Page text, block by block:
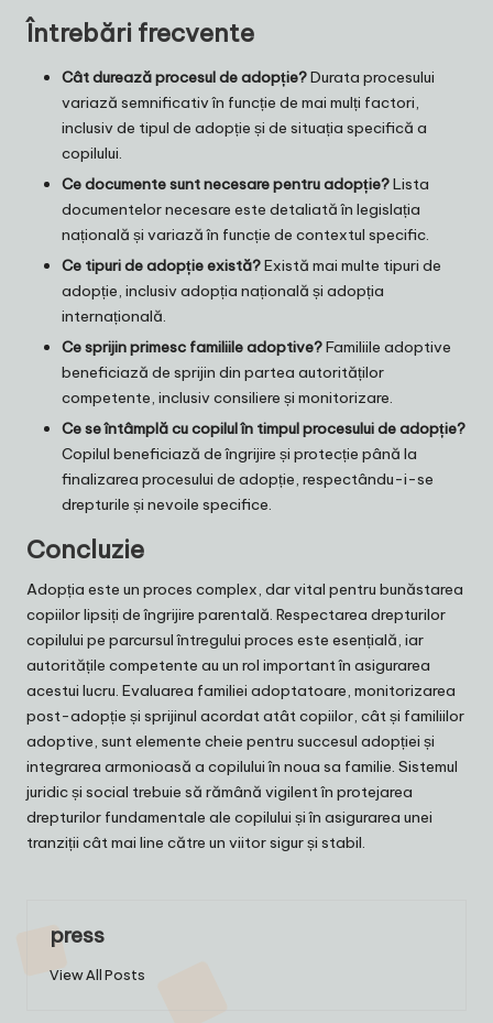
Întrebări frecvente
Cât durează procesul de adopție?Durata procesului
variază semnificativ în funcție de mai mulți factori,
inclusiv de tipul de adopție și de situația specifică a
copilului.
Ce documente sunt necesare pentru adopție?Lista
documentelor necesare este detaliată în legislația
națională și variază în funcție de contextul specific.
Ce tipuri de adopție există?Există mai multe tipuri de
adopție, inclusiv adopția națională și adopția
internațională.
Ce sprijin primesc familiile adoptive?Familiile adoptive
beneficiază de sprijin din partea autorităților
competente, inclusiv consiliere și monitorizare.
Ce se întâmplă cu copilul în timpul procesului de adopție?
Copilul beneficiază de îngrijire și protecție până la
finalizarea procesului de adopție, respectându-i-se
drepturile și nevoile specifice.
Concluzie
Adopția este un proces complex, dar vital pentru bunăstarea
copiilor lipsiți de îngrijire parentală. Respectarea drepturilor
copilului pe parcursul întregului proces este esențială, iar
autoritățile competente au un rol important în asigurarea
acestui lucru. Evaluarea familiei adoptatoare, monitorizarea
post-adopție și sprijinul acordat atât copiilor, cât și familiilor
adoptive, sunt elemente cheie pentru succesul adopției și
integrarea armonioasă a copilului în noua sa familie. Sistemul
juridic și social trebuie să rămână vigilent în protejarea
drepturilor fundamentale ale copilului și în asigurarea unei
tranziții cât mai line către un viitor sigur și stabil.
press
View All Posts